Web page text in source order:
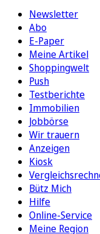
Newsletter
Abo
E-Paper
Meine Artikel
Shoppingwelt
Push
Testberichte
Immobilien
Jobbörse
Wir trauern
Anzeigen
Kiosk
Bütz Mich
Hilfe
Online-Service
Meine Region